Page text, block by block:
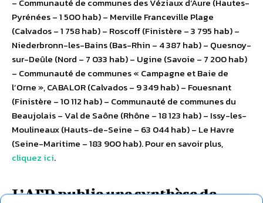
– Communauté de communes des Véziaux d’Aure (Hautes-
Pyrénées – 1 500 hab) – Merville Franceville Plage
(Calvados – 1 758 hab) – Roscoff (Finistère – 3 795 hab) –
Niederbronn-les-Bains (Bas-Rhin – 4 387 hab) – Quesnoy-
sur-Deûle (Nord – 7 033 hab) – Ugine (Savoie – 7 200 hab)
– Communauté de communes « Campagne et Baie de
l’Orne », CABALOR (Calvados – 9 349 hab) – Fouesnant
(Finistère – 10 112 hab) – Communauté de communes du
Beaujolais – Val de Saône (Rhône – 18 123 hab) – Issy-les-
Moulineaux (Hauts-de-Seine – 63 044 hab) – Le Havre
(Seine-Maritime – 183 900 hab). Pour en savoir plus,
cliquez ici.
L’AFD publie une synthèse de